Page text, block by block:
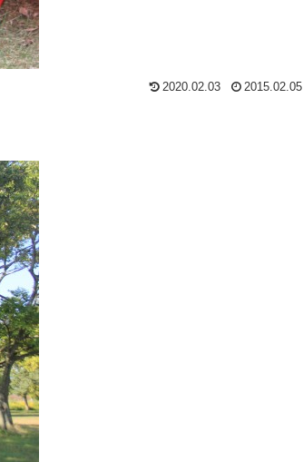
2020.02.03 2015.02.05